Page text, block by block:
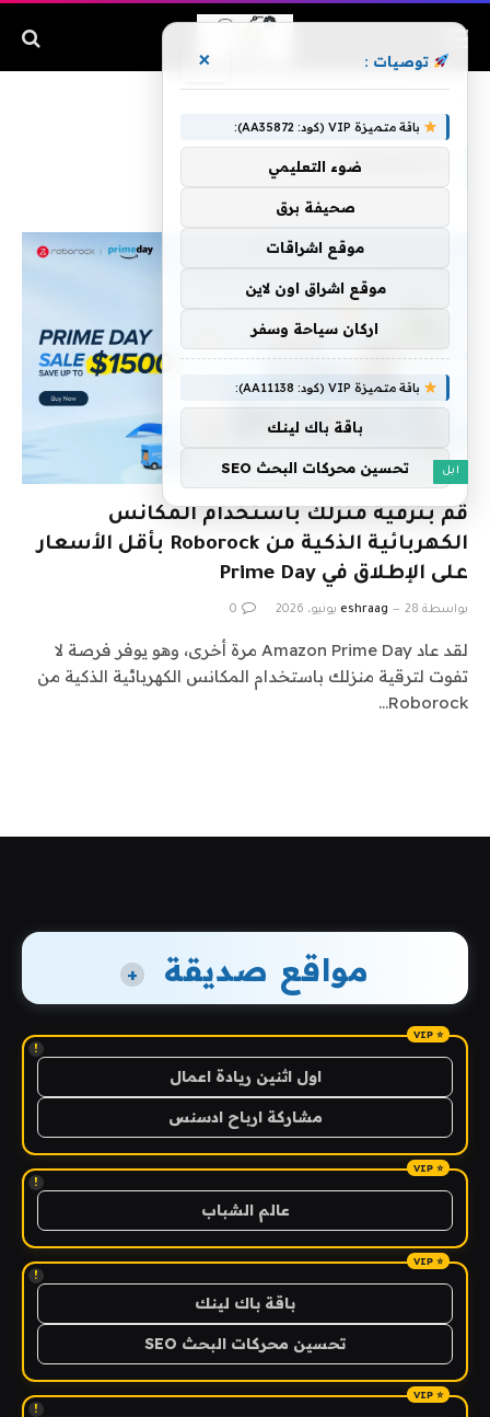
ROBOROCK
ابل
قم بترقية منزلك باستخدام المكانس
الكهربائية الذكية من Roborock بأقل الأسعار
على الإطلاق في Prime Day
بواسطة eshraag 28 يونيو، 2026 0
لقد عاد Amazon Prime Day مرة أخرى، وهو يوفر فرصة لا
تفوت لترقية منزلك باستخدام المكانس الكهربائية الذكية من
Roborock…
مواقع صديقة +
!
اول اثنين ريادة اعمال
مشاركة ارباح ادسنس
!
عالم الشباب
!
باقة باك لينك
تحسين محركات البحث SEO
!
توصيات : ×
باقة متميزة VIP (كود: AA35872):
ضوء التعليمي
صحيفة برق
موقع اشراقات
موقع اشراق اون لاين
اركان سياحة وسفر
باقة متميزة VIP (كود: AA11138):
باقة باك لينك
تحسين محركات البحث SEO